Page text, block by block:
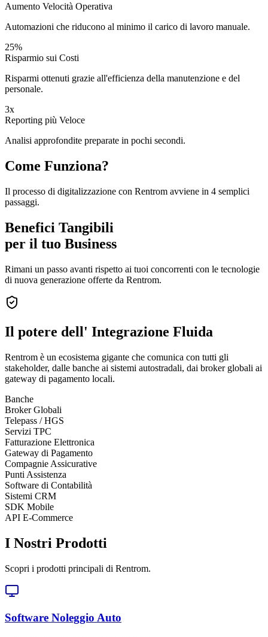
Aumento Velocità Operativa
Automazioni che riducono al minimo il carico di lavoro manuale.
25%
Risparmio sui Costi
Risparmi ottenuti grazie all'efficienza della manutenzione e del
personale.
3x
Reporting più Veloce
Analisi approfondite preparate in pochi secondi.
Come Funziona?
Il processo di digitalizzazione con Rentrom avviene in 4 semplici
passaggi.
Benefici Tangibili
per il tuo Business
Rimani un passo avanti rispetto ai tuoi concorrenti con le tecnologie
di nuova generazione offerte da Rentrom.
Il potere dell' Integrazione Fluida
Rentrom è un ecosistema gigante che comunica con tutti gli
stakeholder, dalle banche ai sistemi autostradali, dai broker globali ai
gateway di pagamento locali.
Banche
Broker Globali
Telepass / HGS
Servizi TPC
Fatturazione Elettronica
Gateway di Pagamento
Compagnie Assicurative
Punti Assistenza
Software di Contabilità
Sistemi CRM
SDK Mobile
API E-Commerce
I Nostri Prodotti
Scopri i prodotti principali di Rentrom.
Software Noleggio Auto